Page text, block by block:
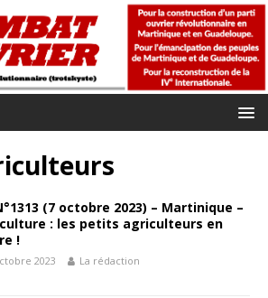
(7 octobre 2023) – Martinique –
: les petits agriculteurs en
!
2023 La rédaction